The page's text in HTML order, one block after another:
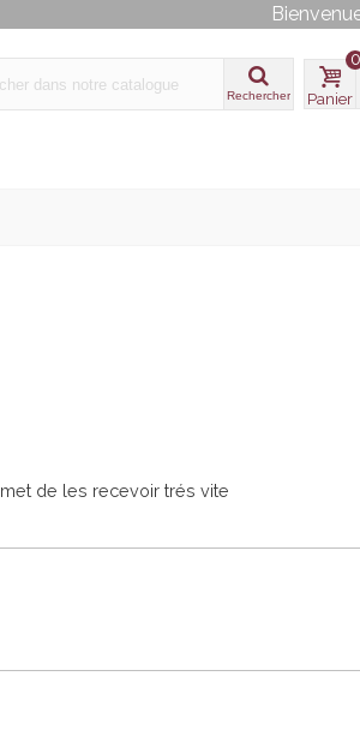
Rechercher Panier
0
de les recevoir trés vite